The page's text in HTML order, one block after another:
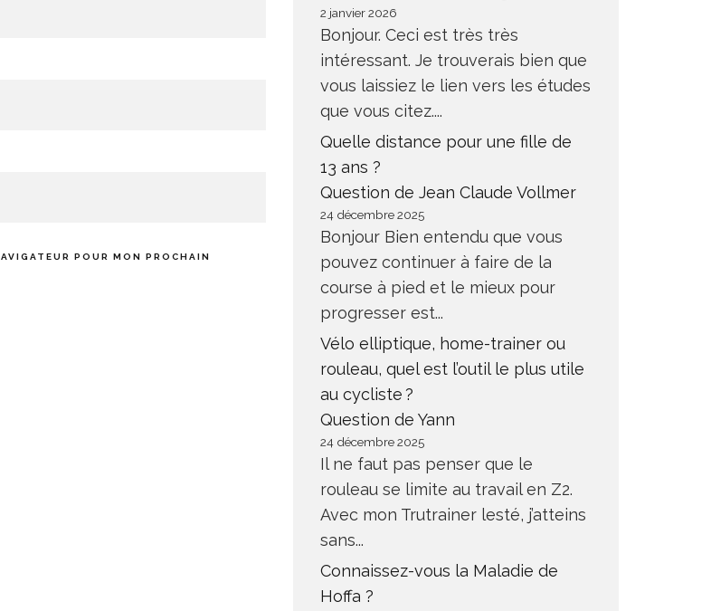
POUR MON PROCHAIN
2 janvier 2026
Bonjour. Ceci est très très
intéressant. Je trouverais bien que
vous laissiez le lien vers les études
que vous citez....
Quelle distance pour une fille de
13 ans ?
Question de Jean Claude Vollmer
24 décembre 2025
Bonjour Bien entendu que vous
pouvez continuer à faire de la
course à pied et le mieux pour
progresser est...
Vélo elliptique, home-trainer ou
rouleau, quel est l’outil le plus utile
au cycliste ?
Question de Yann
24 décembre 2025
Il ne faut pas penser que le
rouleau se limite au travail en Z2.
Avec mon Trutrainer lesté, j’atteins
sans...
Connaissez-vous la Maladie de
Hoffa ?